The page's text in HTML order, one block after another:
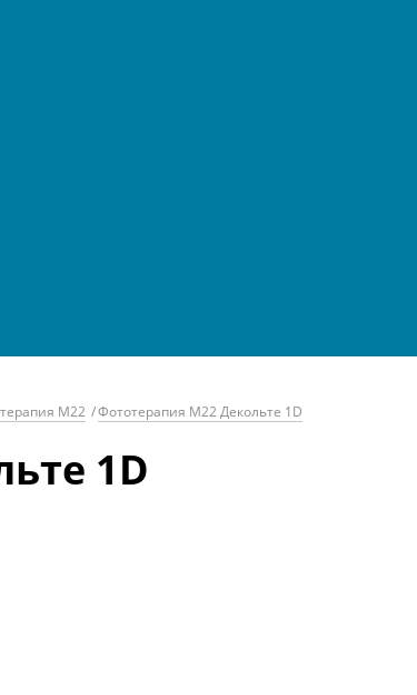
М22 /Фототерапия М22 Декольте 1D
1D